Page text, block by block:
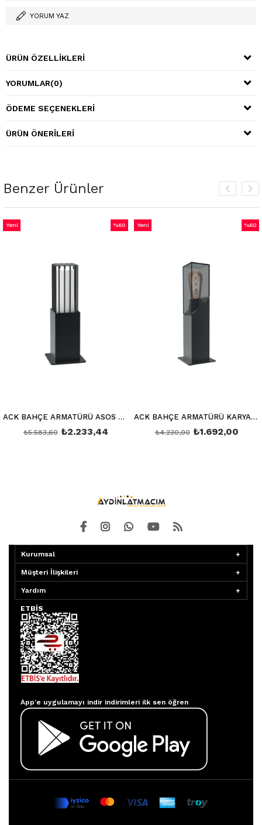
YORUM YAZ
ÜRÜN ÖZELLIKLERI
YORUMLAR(0)
ÖDEME SEÇENEKLERI
ÜRÜN ÖNERILERI
Benzer Ürünler
ACK BAHÇE ARMATÜRÜ ASOS E27 MAX 60W 400MM AG36-00402
₺2.233,44
₺5.583,60
ACK BAHÇE ARMATÜRÜ KARYA E27 MAX 60W 400MM AG36-00502
₺1.692,00
₺4.230,00
Yeni
Kurumsal
Müşteri İlişkileri
Yardım
ETBİS
App’e uygulamayı indir indirimleri ilk sen öğren